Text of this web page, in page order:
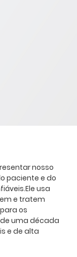
nosso
paciente e do
usa
e tratem
os
uma década
​​e de alta